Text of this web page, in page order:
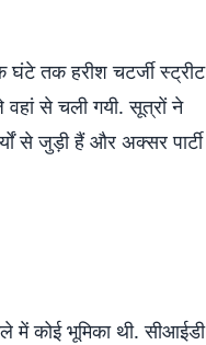
तक हरीश चटर्जी स्ट्रीट
वहां से चली गयी. सूत्रों ने
से जुड़ी हैं और अक्सर पार्टी
में कोई भूमिका थी. सीआईडी